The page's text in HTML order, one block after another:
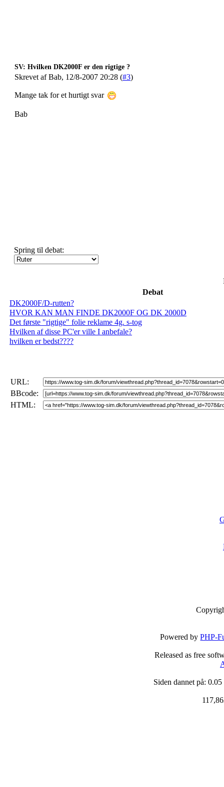
SV: Hvilken DK2000F er den rigtige ?
Skrevet af Bab, 12/8-2007 20:28 (#3)
Mange tak for et hurtigt svar
Bab
Spring til debat:
Debat
DK2000F/D-rutten?
HVOR KAN MAN FINDE DK2000F OG DK 2000D
Det første "rigtige" folie reklame 4g. s-tog
Hvilken af disse PC'er ville I anbefale?
hvilken er bedst????
URL:
BBcode:
HTML:
Powered byPHP-
Released as free
Siden dannet på: